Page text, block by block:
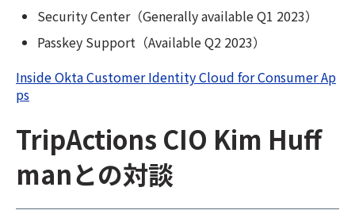
Security Center（Generally available Q1 2023）
Passkey Support（Available Q2 2023）
Inside Okta Customer Identity Cloud for Consumer Ap
ps
TripActions CIO Kim Huff
manとの対談